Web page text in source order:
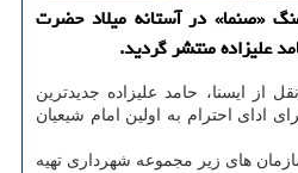
«صنما» در آستانه میلاد حضرت
علیزاده منتشر گردید.
از ایسنا، حامد علیزاده جدیدترین
ادای احترام به اولین امام شیعیان
های زیر مجموعه شهرداری تهیه